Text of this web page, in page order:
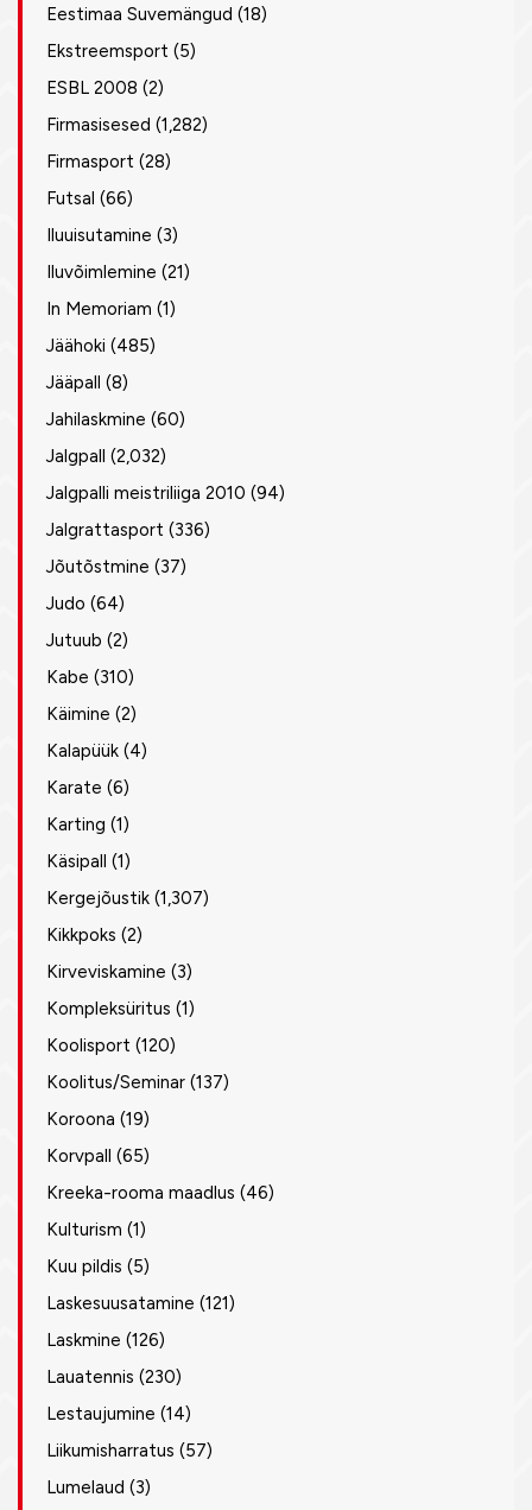
Eestimaa Suvemängud (18)
Ekstreemsport (5)
ESBL 2008 (2)
Firmasisesed (1,282)
Firmasport (28)
Futsal (66)
Iluuisutamine (3)
Iluvõimlemine (21)
In Memoriam (1)
Jäähoki (485)
Jääpall (8)
Jahilaskmine (60)
Jalgpall (2,032)
Jalgpalli meistriliiga 2010 (94)
Jalgrattasport (336)
Jõutõstmine (37)
Judo (64)
Jutuub (2)
Kabe (310)
Käimine (2)
Kalapüük (4)
Karate (6)
Karting (1)
Käsipall (1)
Kergejõustik (1,307)
Kikkpoks (2)
Kirveviskamine (3)
Kompleksüritus (1)
Koolisport (120)
Koolitus/Seminar (137)
Koroona (19)
Korvpall (65)
Kreeka-rooma maadlus (46)
Kulturism (1)
Kuu pildis (5)
Laskesuusatamine (121)
Laskmine (126)
Lauatennis (230)
Lestaujumine (14)
Liikumisharratus (57)
Lumelaud (3)